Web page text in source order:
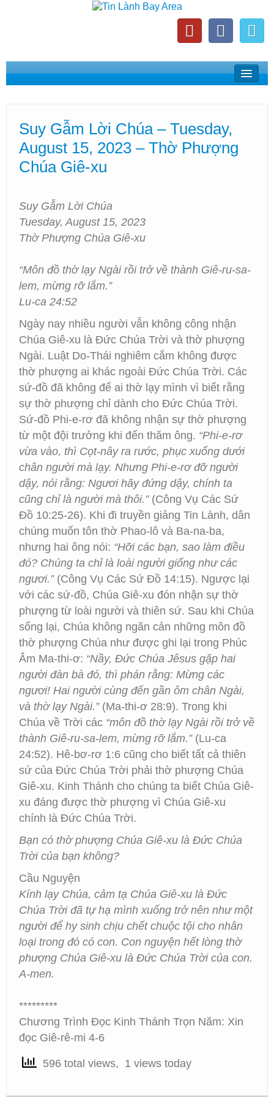
Home
Phát Thanh Tin Lành Bay Area
Các Hội Thánh Bắc California
Suy Gẫm Lời Chúa – Tuesday,
August 15, 2023 – Thờ Phượng
Chúa Giê-xu
Suy Gẫm Lời Chúa
Tuesday, August 15, 2023
Thờ Phượng Chúa Giê-xu
“Môn đồ thờ lạy Ngài rồi trở về thành Giê-ru-sa-
lem, mừng rỡ lắm.”
Lu-ca 24:52
Ngày nay nhiều người vẫn không công nhận
Chúa Giê-xu là Đức Chúa Trời và thờ phượng
Ngài. Luật Do-Thái nghiêm cắm không được
thờ phượng ai khác ngoài Đức Chúa Trời. Các
sứ-đồ đã không để ai thờ lạy mình vì biết rằng
sự thờ phượng chỉ dành cho Đức Chúa Trời.
Sứ-đồ Phi-e-rơ đã không nhận sự thờ phượng
từ một đội trưởng khi đến thăm ông. “Phi-e-rơ
vừa vào, thì Cọt-nây ra rước, phục xuống dưới
chân người mà lạy. Nhưng Phi-e-rơ đỡ người
dậy, nói rằng: Ngươi hãy đứng dậy, chính ta
cũng chỉ là người mà thôi.”(Công Vụ Các Sứ
Đồ 10:25-26). Khi đi truyền giảng Tin Lành, dân
chúng muốn tôn thờ Phao-lô và Ba-na-ba,
nhưng hai ông nói: “Hỡi các bạn, sao làm điều
đó? Chúng ta chỉ là loài người giống như các
ngươi.”(Công Vụ Các Sứ Đồ 14:15). Ngược lại
với các sứ-đồ, Chúa Giê-xu đón nhận sự thờ
phượng từ loài người và thiên sứ. Sau khi Chúa
sống lại, Chúa không ngăn cản những môn đồ
thờ phượng Chúa như được ghi lại trong Phúc
Âm Ma-thi-ơ: “Nầy, Đức Chúa Jêsus gặp hai
người đàn bà đó, thì phán rằng: Mừng các
ngươi! Hai người cùng đến gần ôm chân Ngài,
và thờ lạy Ngài.”(Ma-thi-ơ 28:9). Trong khi
Chúa về Trời các “môn đồ thờ lạy Ngài rồi trở về
thành Giê-ru-sa-lem, mừng rỡ lắm.”(Lu-ca
24:52). Hê-bơ-rơ 1:6 cũng cho biết tất cả thiên
sứ của Đức Chúa Trời phải thờ phượng Chúa
Giê-xu. Kinh Thánh cho chúng ta biết Chúa Giê-
xu đáng được thờ phượng vì Chúa Giê-xu
chính là Đức Chúa Trời.
Bạn có thờ phượng Chúa Giê-xu là Đức Chúa
Trời của bạn không?
Cầu Nguyện
Kính lạy Chúa, cảm tạ Chúa Giê-xu là Đức
Chúa Trời đã tự hạ mình xuống trở nên như một
người để hy sinh chịu chết chuộc tội cho nhân
loại trong đó có con. Con nguyện hết lòng thờ
phượng Chúa Giê-xu là Đức Chúa Trời của con.
A-men.
*********
Chương Trình Đọc Kinh Thánh Trọn Năm: Xin
đọc Giê-rê-mi 4-6
596 total views, 1 views today